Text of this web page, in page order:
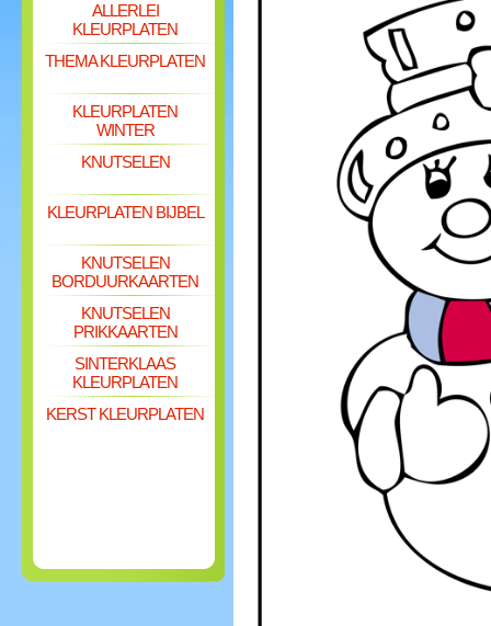
ALLERLEI
KLEURPLATEN
THEMA KLEURPLATEN
KLEURPLATEN
WINTER
KNUTSELEN
KLEURPLATEN BIJBEL
KNUTSELEN
BORDUURKAARTEN
KNUTSELEN
PRIKKAARTEN
SINTERKLAAS
KLEURPLATEN
KERST KLEURPLATEN